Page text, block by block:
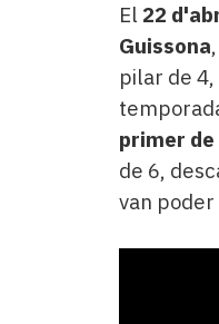
El 22
Guissona
pilar de
primer
de 6,
van